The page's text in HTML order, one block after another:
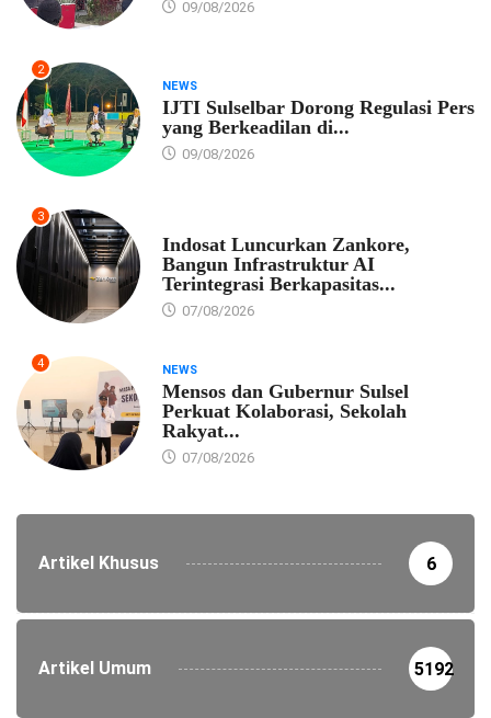
09/08/2026
2
NEWS
IJTI Sulselbar Dorong Regulasi Pers
yang Berkeadilan di...
09/08/2026
3
Indosat Luncurkan Zankore,
Bangun Infrastruktur AI
Terintegrasi Berkapasitas...
07/08/2026
4 NEWS
Mensos dan Gubernur Sulsel
Perkuat Kolaborasi, Sekolah
Rakyat...
07/08/2026
Artikel Khusus 6
Artikel Umum 5192